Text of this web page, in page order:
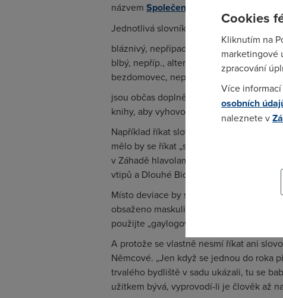
názvem Společensky nezávadná mluva
Jednotlivá slovníková hesla, jako např.:
bláznivý, nepřípadné, emocionálně
blbý, nepříp., alternativně inteligentní,
bezdomovec, nepříp., nedoubytovaný,
jsou občas doplněna i praktickou
knihy, aby vyhovovaly současnému
Například říkat slovo „bratr“ nadřazuje
mělo by se říkat „sourozenectvo“. Takto
v Záhadě hlavolamu Jaroslava Foglara:
vtipů a Dlouhé Bidlo ze Sourozenectva
Místo deviace by se mělo říkat svébytné
obsaženo maskulinní slovo „muž“ je
použijte „gaylogovat“, a pokud jste
A protože se vlastně nesmí říkat ani
Němcové. „Jen když se jednou do roka
trvalého bydliště v sadu ukázali, tu se
užitkem bývá, vyprovodí-li je člověk až
Cookies
Kliknutím na
marketingové
zpracování
Více
osobních
naleznete v